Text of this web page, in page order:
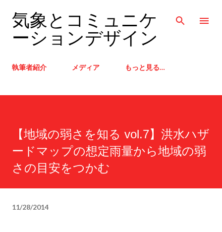
スキップしてメイン コンテンツに移動
気象とコミュニケ
ーションデザイン
執筆者紹介 メディア もっと見る…
【地域の弱さを知る vol.7】洪水ハザ
ードマップの想定雨量から地域の弱
さの目安をつかむ
11/28/2014